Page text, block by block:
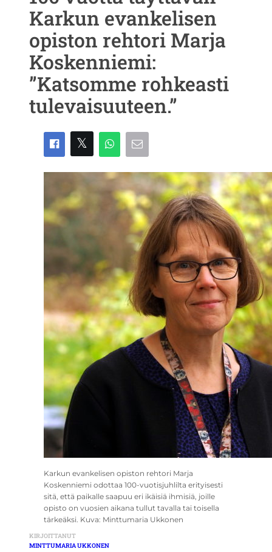
Karkun evankelisen
opiston rehtori Marja
Koskenniemi:
”Katsomme rohkeasti
tulevaisuuteen.”
Karkun evankelisen opiston rehtori Marja
Koskenniemi odottaa 100-vuotisjuhlilta erityisesti
sitä, että paikalle saapuu eri ikäisiä ihmisiä, joille
opisto on vuosien aikana tullut tavalla tai toisella
tärkeäksi. Kuva: Minttumaria Ukkonen
KIRJOITTANUT
MINTTUMARIA UKKONEN